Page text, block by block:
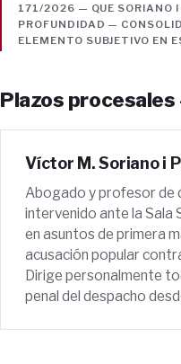
171/2026 — QUE SORIANO I
PROFUNDIDAD —
ELEMENTO SUBJETIVO EN
Plazos
Víctor M. Soriano i
Abogado y profesor de
intervenido ante la Sala
en asuntos de primera
acusación popular
Dirige personalmente
penal del despacho